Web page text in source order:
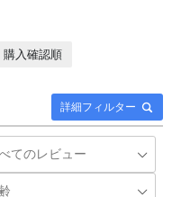
詳細フィルター
購入確認順